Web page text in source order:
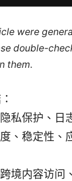
were
double-
them.
私保护、日
、稳定性、
境内容访问